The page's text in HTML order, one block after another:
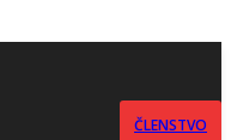
ČLENSTVO